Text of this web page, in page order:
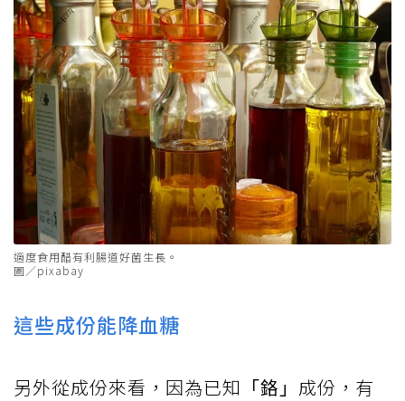
適度食用醋有利腸道好菌生長。
圖／pixabay
這些成份能降血糖
另外從成份來看，因為已知 「鉻」 成份，有